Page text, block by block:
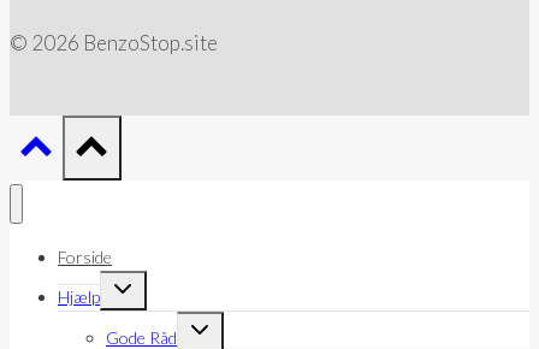
© 2026 BenzoStop.site
Forside
Hjælp
Skift
undermenu
Gode Råd
Skift
undermenu